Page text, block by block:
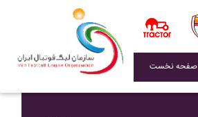
صفحه نخست